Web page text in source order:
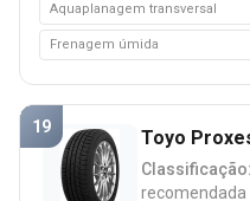
Aquaplanagem transversal
Frenagem úmida
19 Toyo
Classificação:
recomendada